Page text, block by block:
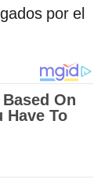
por el